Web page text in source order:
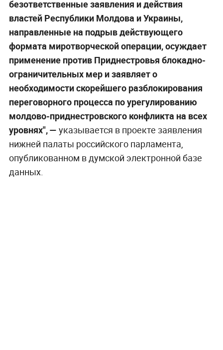
безответственные заявления и действия
властей Республики Молдова и Украины,
направленные на подрыв действующего
формата миротворческой операции, осуждает
применение против Приднестровья блокадно-
ограничительных мер и заявляет о
необходимости скорейшего разблокирования
переговорного процесса по урегулированию
молдово-приднестровского конфликта на всех
уровнях", — указывается в проекте заявления
нижней палаты российского парламента,
опубликованном в думской электронной базе
данных.